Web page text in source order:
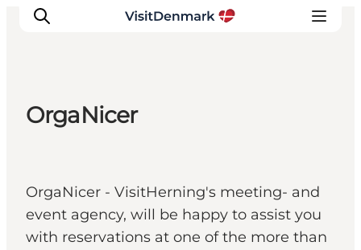
Quoi faire
Hébergements
Planifiez votre voyage
OrgaNicer
OrgaNicer - VisitHerning's meeting- and
event agency, will be happy to assist you
with reservations at one of the more than